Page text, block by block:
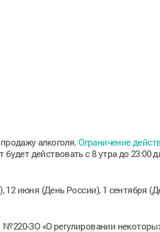
алкоголя.Ограничение
будет действовать с 8 утра до 23:00
июня (День России), 1 сентября
№220-ЗО «О регулировании